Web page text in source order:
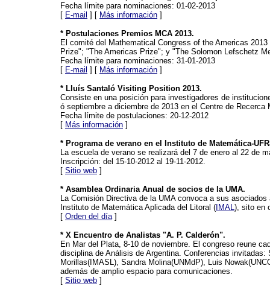
Fecha límite para nominaciones: 01-02-2013
[ E-mail ] [ Más información ]
* Postulaciones Premios MCA 2013.
El comité del Mathematical Congress of the Americas
Prize"; "The Americas Prize"; y "The Solomon Lefschetz
Fecha límite para nominaciones: 31-01-2013
[ E-mail ] [ Más información ]
* Lluís Santaló Visiting Position 2013.
Consiste en una posición para investigadores de
ó septiembre a diciembre de 2013 en el Centre de
Fecha límite de postulaciones: 20-12-2012
[ Más información ]
* Programa de verano en el Instituto de Matemática-
La escuela de verano se realizará del 7 de enero al 22 de
Inscripción: del 15-10-2012 al 19-11-2012.
[ Sitio web ]
* Asamblea Ordinaria Anual de socios de la UMA.
La Comisión Directiva de la UMA convoca a sus
Instituto de Matemática Aplicada del Litoral ( IMAL), sito en
[ Orden del día]
* X Encuentro de Analistas "A. P. Calderón".
En Mar del Plata, 8-10 de noviembre. El congreso reune
disciplina de Análisis de Argentina. Conferencias
Morillas(IMASL), Sandra Molina(UNMdP), Luis
además de amplio espacio para comunicaciones.
[ Sitio web ]